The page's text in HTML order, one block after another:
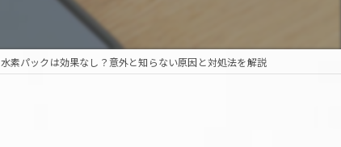
水素パックは効果なし？意外と知らない原因と対処法を解説